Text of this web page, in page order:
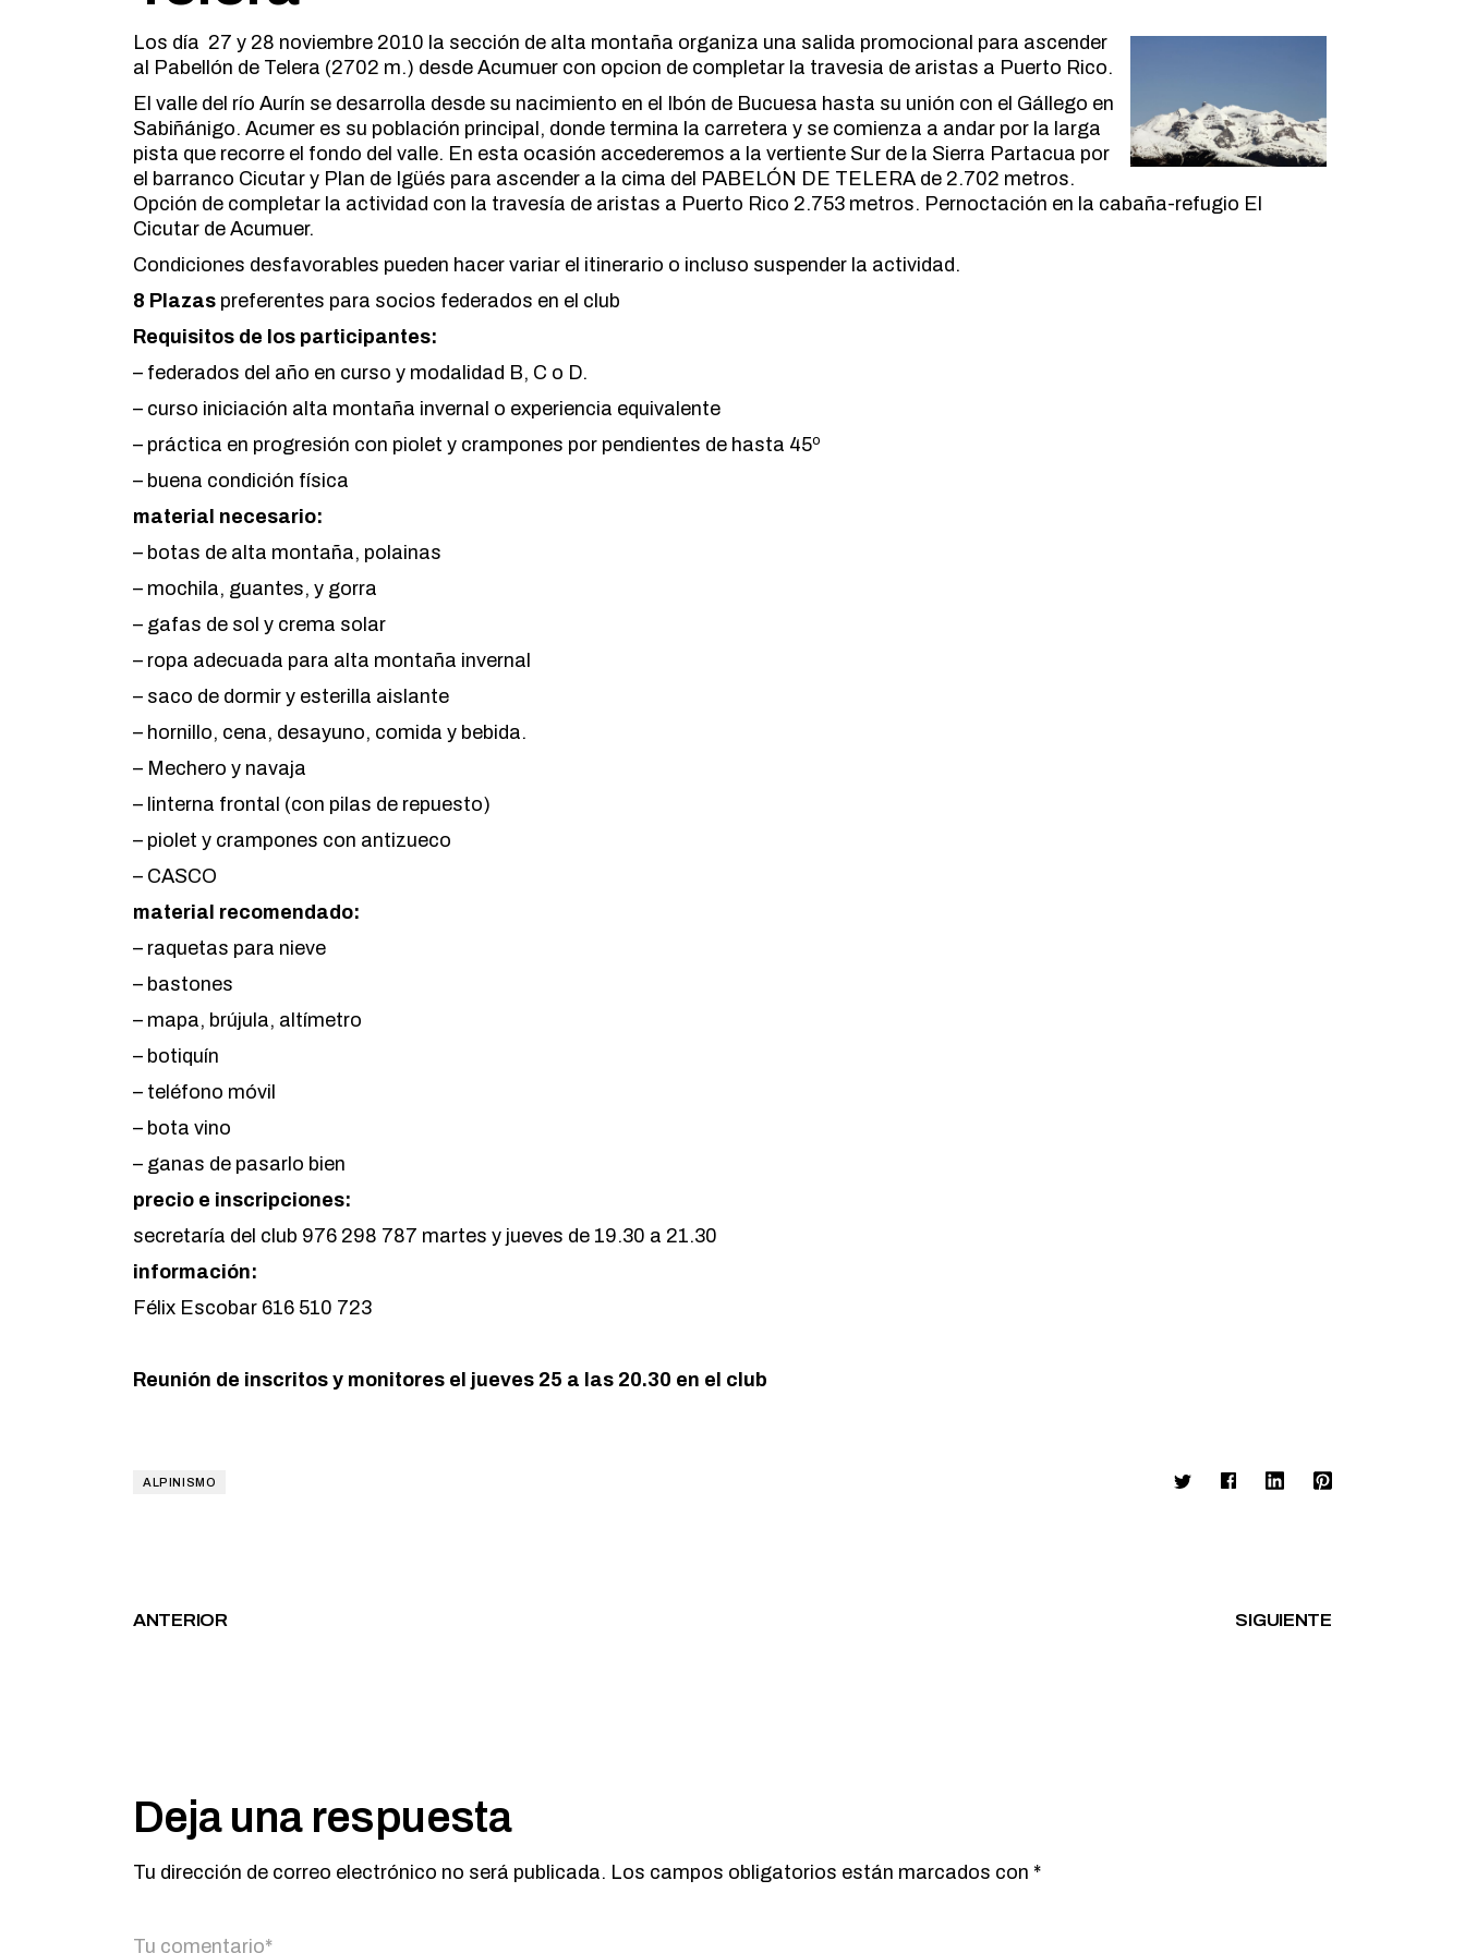
MARCHA NÓRDICA
ORIENTACION
SENDERISMO
ORIENTACION
SENDERISMO
Los día 27 y 28 noviembre 2010 la sección de alta montaña organiza una salida promocional para ascender
al Pabellón de Telera (2702 m.) desde Acumuer con opcion de completar la travesia de aristas a Puerto Rico.
El valle del río Aurín se desarrolla desde su nacimiento en el Ibón de Bucuesa hasta su unión con el Gállego en
Sabiñánigo. Acumer es su población principal, donde termina la carretera y se comienza a andar por la larga
pista que recorre el fondo del valle. En esta ocasión accederemos a la vertiente Sur de la Sierra Partacua por
el barranco Cicutar y Plan de Igüés para ascender a la cima del PABELÓN DE TELERA de 2.702 metros.
Opción de completar la actividad con la travesía de aristas a Puerto Rico 2.753 metros. Pernoctación en la cabaña-refugio El
Cicutar de Acumuer.
Condiciones desfavorables pueden hacer variar el itinerario o incluso suspender la actividad.
8 Plazas preferentes para socios federados en el club
Requisitos de los participantes:
– federados del año en curso y modalidad B, C o D.
– curso iniciación alta montaña invernal o experiencia equivalente
– práctica en progresión con piolet y crampones por pendientes de hasta 45º
– buena condición física
material necesario:
– botas de alta montaña, polainas
– mochila, guantes, y gorra
– gafas de sol y crema solar
– ropa adecuada para alta montaña invernal
– saco de dormir y esterilla aislante
– hornillo, cena, desayuno, comida y bebida.
– Mechero y navaja
– linterna frontal (con pilas de repuesto)
– piolet y crampones con antizueco
– CASCO
material recomendado:
– raquetas para nieve
– bastones
– mapa, brújula, altímetro
– botiquín
– teléfono móvil
– bota vino
– ganas de pasarlo bien
precio e inscripciones:
secretaría del club 976 298 787 martes y jueves de 19.30 a 21.30
información:
Félix Escobar 616 510 723
Reunión de inscritos y monitores el jueves 25 a las 20.30 en el club
ALPINISMO
ANTERIOR SIGUIENTE
Deja una respuesta
Tu dirección de correo electrónico no será publicada. Los campos obligatorios están marcados con *